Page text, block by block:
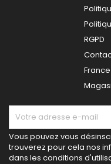
RGPD
France
Vous pouvez vous
trouverez pour cela nos
dans les conditions